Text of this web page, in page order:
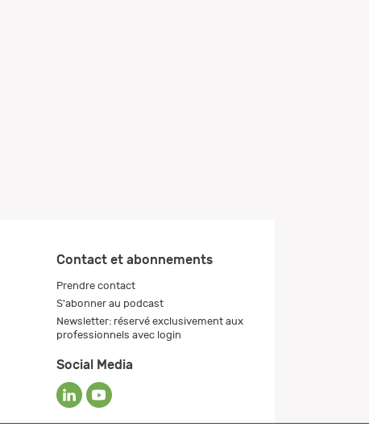
Contact et abonnements
Prendre contact
S'abonner au podcast
Newsletter: réservé exclusivement aux
professionnels avec login
Social Media